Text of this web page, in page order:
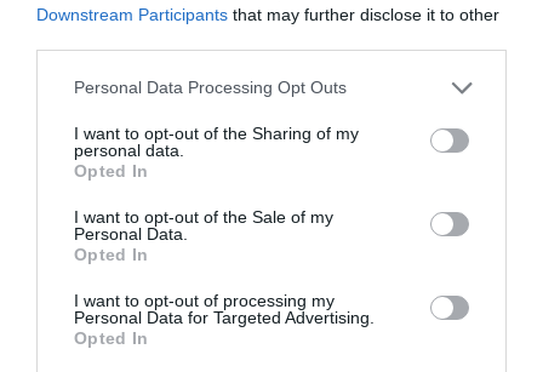
Downstream Participants that may further disclose it to other
Please note that this website/app uses one or more Google
not limited to your visit or usage behaviour. You may click to
grant or deny consent to Google and its third-party tags to
use your data for below specified purposes in below Google
consent section.
Personal Data Processing Opt Outs
I want to opt-out of the Sharing of my
personal data.
Opted In
I want to opt-out of the Sale of my
Personal Data.
Opted In
I want to opt-out of processing my
Personal Data for Targeted Advertising.
Opted In
Lemondta esküvőjét Nemes Anna